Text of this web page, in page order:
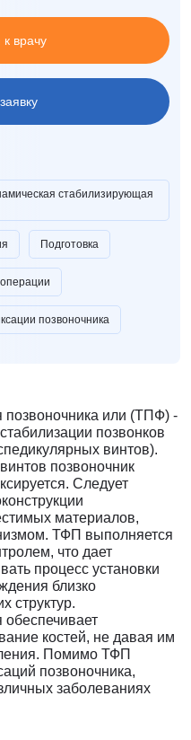
к врачу
стабилизирующая
Подготовка
позвоночника
позвоночника или (ТПФ) -
позвонков
винтов).
позвоночник
Следует
материалов,
ТФП выполняется
что дает
процесс установки
близко
структур.
костей, не давая им
Помимо ТФП
позвоночника,
заболеваниях